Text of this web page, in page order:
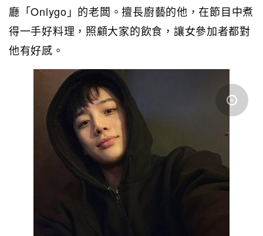
廳「Onlygo」的老闆。擅長廚藝的他，在節目中煮
得一手好料理，照顧大家的飲食，讓女參加者都對
他有好感。